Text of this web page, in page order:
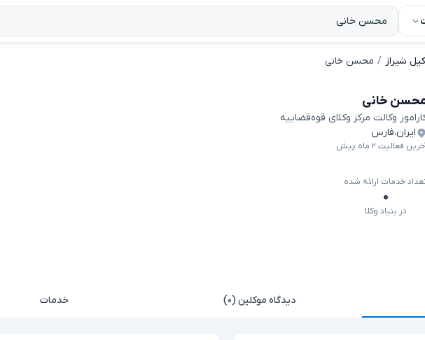
شیراز محسن خانی
خانی
وکالت مرکز وکلای قوه‌قضاییه
ایران،فارس
فعالیت ۲ ماه پیش
خدمات ارائه شده
۰
در بنیاد وکلا
دیدگاه موکلین (۰) خدمات